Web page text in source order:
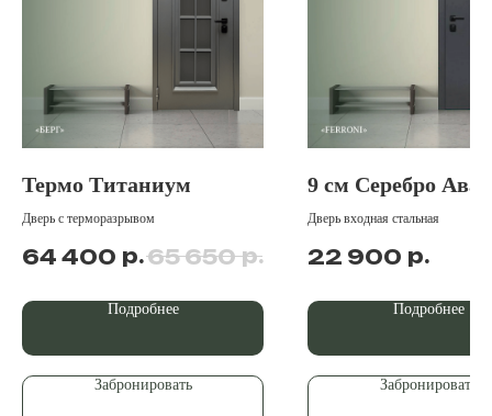
Термо Титаниум
Дверь с терморазрывом
64 400 р.65 650 р.
Подробнее
Забронировать
9 см Серебро
Дверь входная стальная
22 900 р.
Подробнее
Забронировать